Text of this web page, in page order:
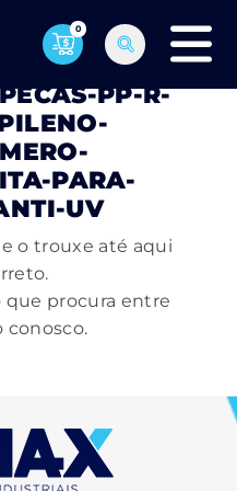
0
PP-R-
PARA-
UV
o trouxe até aqui
que procura entre